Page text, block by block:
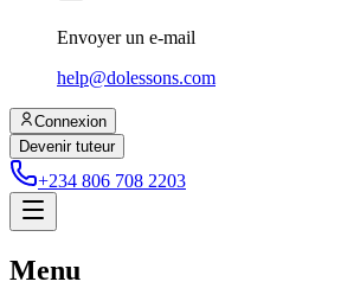
Envoyer un e-mail
help@dolessons.com
Connexion
Devenir tuteur
+234 806 708 2203
Menu